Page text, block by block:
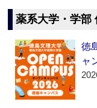
薬系大学・学部
徳
ャ